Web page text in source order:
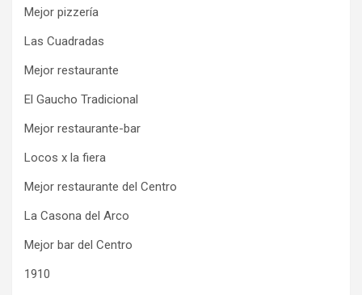
Mejor pizzería
Las Cuadradas
Mejor restaurante
El Gaucho Tradicional
Mejor restaurante-bar
Locos x la fiera
Mejor restaurante del Centro
La Casona del Arco
Mejor bar del Centro
1910